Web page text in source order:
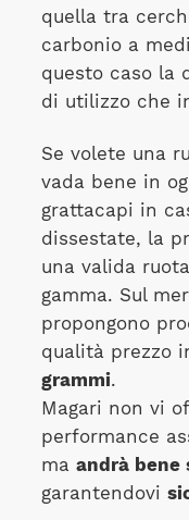
quella tra
carbonio a
questo caso la
di utilizzo che
Se volete una
vada bene in
grattacapi in
dissestate, la
una valida ruota
gamma. Sul
propongono
qualità prezzo
grammi.
Magari non vi
performance
ma andrà bene
garantendovi